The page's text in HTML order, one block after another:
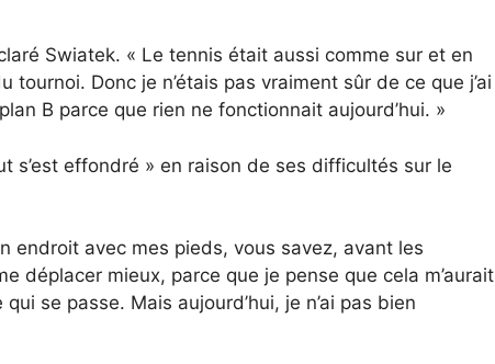
Swiatek. « Le tennis était aussi comme sur et en
Donc je n’étais pas vraiment sûr de ce que j’ai
B parce que rien ne fonctionnait aujourd’hui. »
s’est effondré » en raison de ses difficultés sur le
endroit avec mes pieds, vous savez, avant les
déplacer mieux, parce que je pense que cela m’aurait
se passe. Mais aujourd’hui, je n’ai pas bien